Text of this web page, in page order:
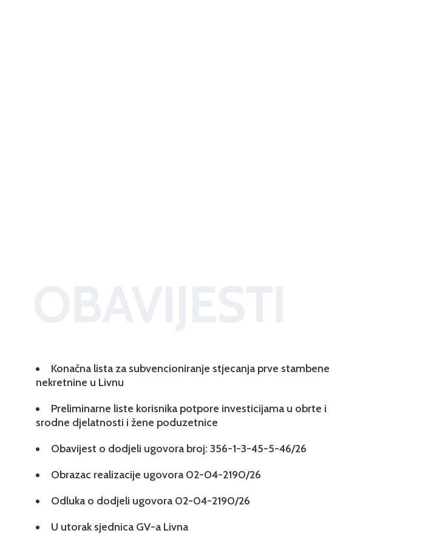
Konačna lista za subvencioniranje stjecanja prve stambene
nekretnine u Livnu
Preliminarne liste korisnika potpore investicijama u obrte i
srodne djelatnosti i žene poduzetnice
Obavijest o dodjeli ugovora broj: 356-1-3-45-5-46/26
Obrazac realizacije ugovora 02-04-2190/26
Odluka o dodjeli ugovora 02-04-2190/26
U utorak sjednica GV-a Livna